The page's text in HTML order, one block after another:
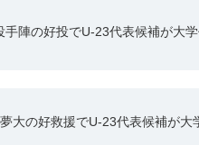
手陣の好投でU-23代表候補が大
大の好救援でU-23代表候補が大